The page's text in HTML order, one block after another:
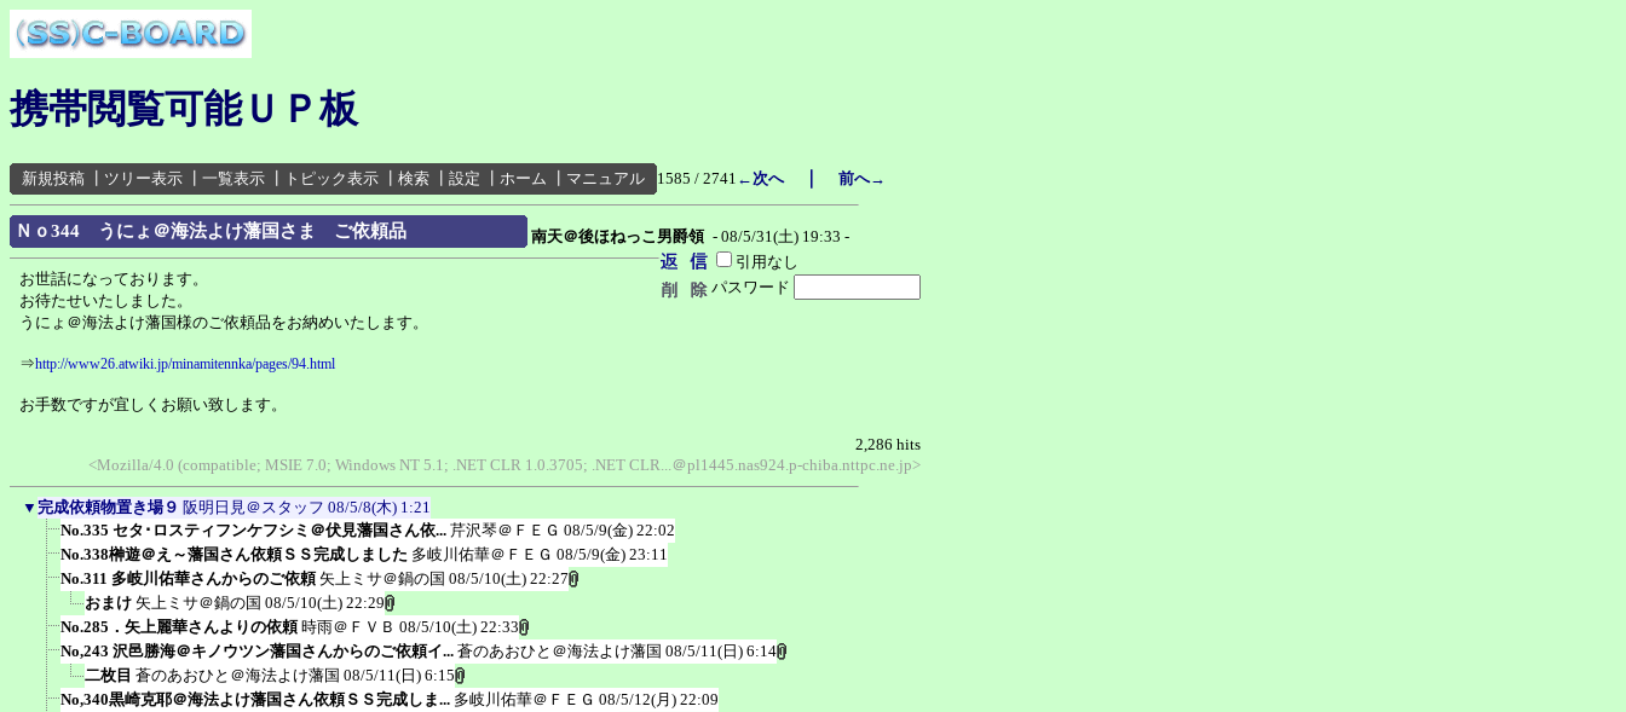
携帯閲覧可能ＵＰ板
新規投稿 ツリー表示 一覧表示 トピック表示 検索 設定 ホーム マニュアル 1585 / 2741 ←次へ｜ 前へ→
Ｎｏ344 うにょ＠海法よけ藩国さま ご依頼品 南天＠後ほねっこ男爵領 - 08/5/31(土) 19:33 -
引用なし
パスワード
お世話になっております。
お待たせいたしました。
うにょ＠海法よけ藩国様のご依頼品をお納めいたします。
⇒http://www26.atwiki.jp/minamitennka/pages/94.html
お手数ですが宜しくお願い致します。
2,286 hits
<Mozilla/4.0 (compatible; MSIE 7.0; Windows NT 5.1; .NET CLR 1.0.3705; .NET CLR...＠pl1445.nas924.p-chiba.nttpc.ne.jp>
▼ 完成依頼物置き場９ 阪明日見＠スタッフ 08/5/8(木) 1:21
No.335 セタ･ロスティフンケフシミ＠伏見藩国さん依... 芹沢琴＠ＦＥＧ 08/5/9(金) 22:02
No.338榊遊＠え～藩国さん依頼ＳＳ完成しました 多岐川佑華＠ＦＥＧ 08/5/9(金) 23:11
No.311 多岐川佑華さんからのご依頼 矢上ミサ＠鍋の国 08/5/10(土) 22:27
おまけ 矢上ミサ＠鍋の国 08/5/10(土) 22:29
No.285．矢上麗華さんよりの依頼 時雨＠ＦＶＢ 08/5/10(土) 22:33
No,243 沢邑勝海＠キノウツン藩国さんからのご依頼イ... 蒼のあおひと＠海法よけ藩国 08/5/11(日) 6:14
二枚目 蒼のあおひと＠海法よけ藩国 08/5/11(日) 6:15
No,340黒崎克耶＠海法よけ藩国さん依頼ＳＳ完成しま... 多岐川佑華＠ＦＥＧ 08/5/12(月) 22:09